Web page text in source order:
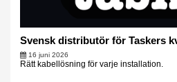
Svensk distributör för Taskers
16 juni 2026
Rätt kabellösning för varje installation.